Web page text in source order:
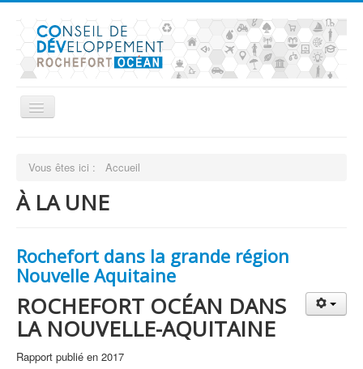
Actualités
Nos publications
Vous êtes ici : Accueil
À LA UNE
Rochefort dans la grande région
Nouvelle Aquitaine
ROCHEFORT OCÉAN DANS
LA NOUVELLE-AQUITAINE
Rapport publié en 2017